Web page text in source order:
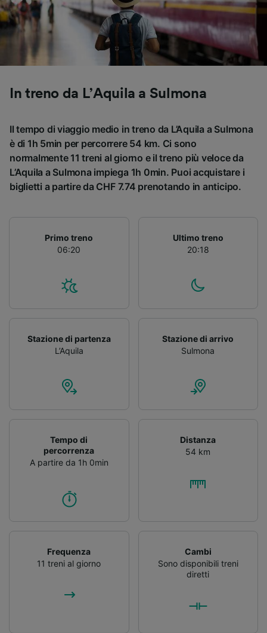
In treno da L’Aquila a Sulmona
Il tempo di viaggio medio in treno da L’Aquila a Sulmona
è di 1h 5min per percorrere 54 km. Ci sono
normalmente 11 treni al giorno e il treno più veloce da
L’Aquila a Sulmona impiega 1h 0min. Puoi acquistare i
biglietti a partire da CHF 7.74 prenotando in anticipo.
Primo treno
06:20
Ultimo treno
20:18
Stazione di partenza
L’Aquila
Stazione di arrivo
Sulmona
Tempo di
percorrenza
A partire da 1h 0min
Distanza
54 km
Frequenza
11 treni al giorno
Cambi
Sono disponibili treni
diretti
Utilizzare dati di geolocalizzazione precisi.
Scansione attiva delle caratteristiche del
dispositivo ai fini dell’identificazione.
Archiviare informazioni su dispositivo e/o
accedervi. Pubblicità e contenuti
pubblico, sviluppo di servizi.